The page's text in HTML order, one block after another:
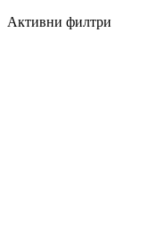
Активни филтри